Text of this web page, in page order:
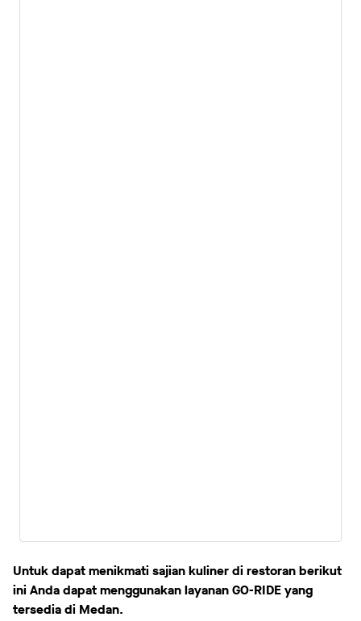
Untuk dapat menikmati sajian kuliner di restoran berikut
ini Anda dapat menggunakan layanan GO-RIDE yang
tersedia di Medan.